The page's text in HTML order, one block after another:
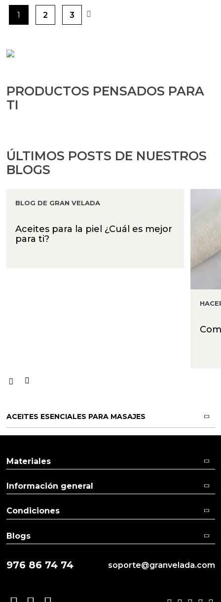
1 2 3
PRODUCTOS PENSADOS PARA
TI
ÚLTIMOS POSTS DE NUESTROS
BLOGS
BLOG DE GRAN VELADA
Aceites para la piel ¿Cuál es mejor
para ti?
ACEITES ESENCIALES PARA MASAJES
976 86 74 74 soporte@granvelada.com
Materiales
Información general
Condiciones
Blogs